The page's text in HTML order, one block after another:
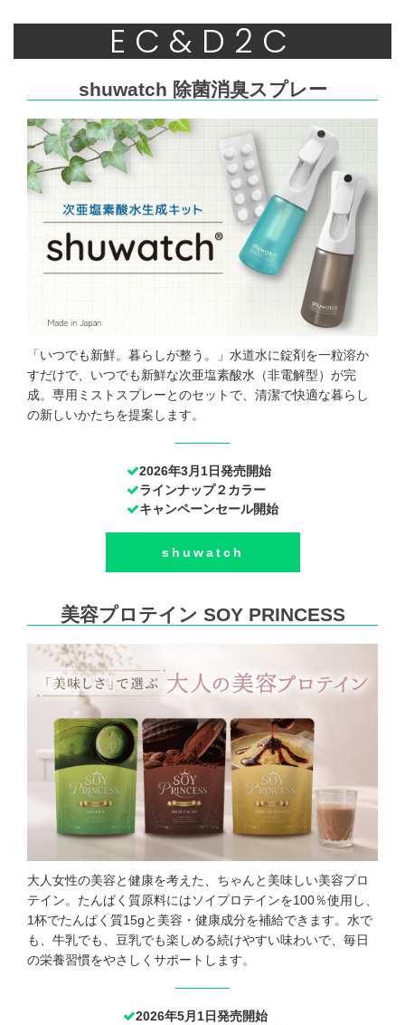
EC&D2C
shuwatch 除菌消臭スプレー
「いつでも新鮮。暮らしが整う。」水道水に錠剤を一粒溶か
すだけで、いつでも新鮮な次亜塩素酸水（非電解型）が完
成。専用ミストスプレーとのセットで、清潔で快適な暮らし
の新しいかたちを提案します。
2026年3月1日発売開始
ラインナップ２カラー
キャンペーンセール開始
shuwatch
美容プロテイン SOY PRINCESS
大人女性の美容と健康を考えた、ちゃんと美味しい美容プロ
テイン。たんぱく質原料にはソイプロテインを100％使用し、
1杯でたんぱく質15gと美容・健康成分を補給できます。水で
も、牛乳でも、豆乳でも楽しめる続けやすい味わいで、毎日
の栄養習慣をやさしくサポートします。
2026年5月1日発売開始